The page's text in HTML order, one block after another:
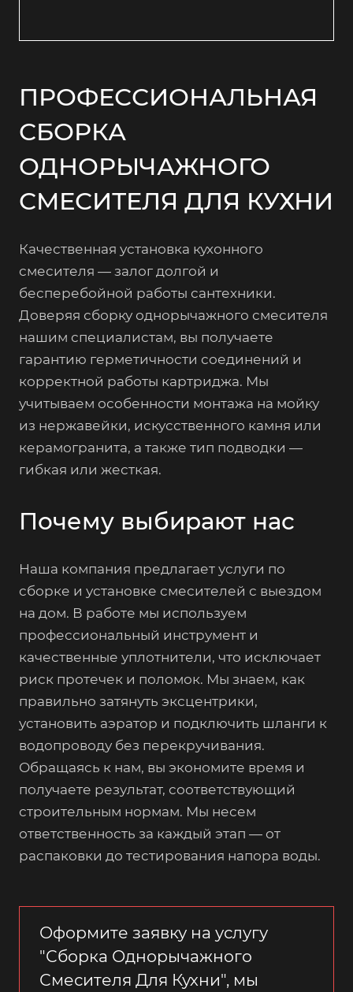
ПРОФЕССИОНАЛЬНАЯ
СБОРКА
ОДНОРЫЧАЖНОГО
СМЕСИТЕЛЯ ДЛЯ КУХНИ
Качественная установка кухонного
смесителя — залог долгой и
бесперебойной работы сантехники.
Доверяя сборку однорычажного смесителя
нашим специалистам, вы получаете
гарантию герметичности соединений и
корректной работы картриджа. Мы
учитываем особенности монтажа на мойку
из нержавейки, искусственного камня или
керамогранита, а также тип подводки —
гибкая или жесткая.
Почему выбирают нас
Наша компания предлагает услуги по
сборке и установке смесителей с выездом
на дом. В работе мы используем
профессиональный инструмент и
качественные уплотнители, что исключает
риск протечек и поломок. Мы знаем, как
правильно затянуть эксцентрики,
установить аэратор и подключить шланги к
водопроводу без перекручивания.
Обращаясь к нам, вы экономите время и
получаете результат, соответствующий
строительным нормам. Мы несем
ответственность за каждый этап — от
распаковки до тестирования напора воды.
Оформите заявку на услугу
"Сборка Однорычажного
Смесителя Для Кухни", мы